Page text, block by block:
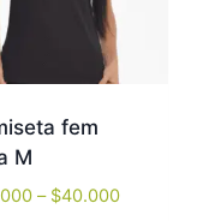
fem
M
– $40.000Price